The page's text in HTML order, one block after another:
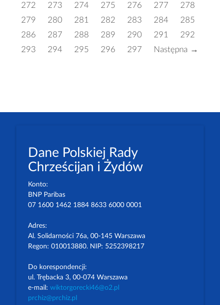
272
273 274 275 276 277
278
279
280 281 282 283 284
285
286
287 288 289 290 291
292
293
294 295 296 297 Następna →
Dane Polskiej Rady
Chrześcijan i Żydów
Konto:
BNP Paribas
07 1600 1462 1884 8633 6000 0001
Adres:
Al. Solidarności 76a, 00-145 Warszawa
Regon: 010013880. NIP: 5252398217
Do korespondencji:
ul. Trębacka 3, 00-074 Warszawa
e-mail: wiktorgorecki46@o2.pl
prchiz@prchiz.pl